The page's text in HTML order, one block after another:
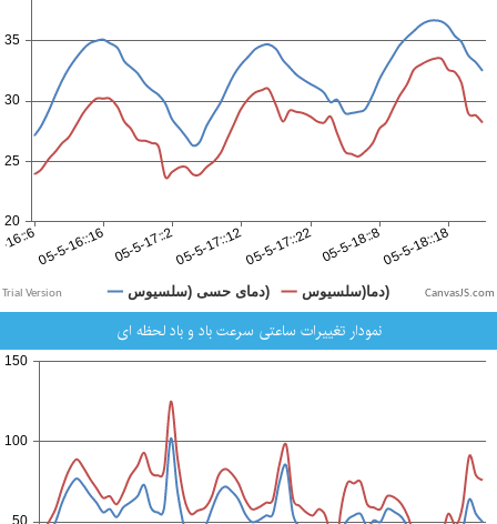
CanvasJS.com
نمودار تغییرات ساعتی سرعت باد و باد لحظه ای